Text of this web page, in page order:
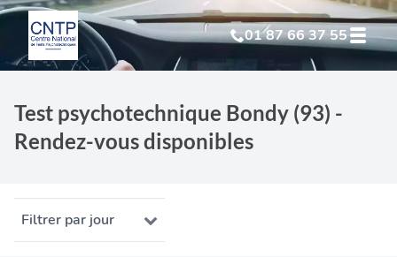
01 87 66 37 55
Test Psychotechniquesuite à annulation
Test Psychotechnique
Test Psychotechnique
Test psychotechnique Bondy (93) -
Rendez-vous disponibles
Filtrer par jour